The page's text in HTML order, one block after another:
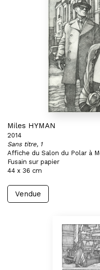
Miles HYMAN
2014
Sans titre, 1
Affiche du Salon du Polar à
Fusain sur papier
44 x 36 cm
Vendue